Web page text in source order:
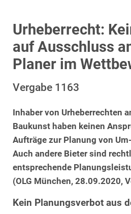
Urheberrecht:
auf Ausschluss
Planer im
Vergabe 1163
Inhaber von Urheberrechten
Baukunst haben keinen
Aufträge zur Planung von
Auch andere Bieter sind
entsprechende
(OLG München, 28.09.2020,
Kein Planungsverbot aus